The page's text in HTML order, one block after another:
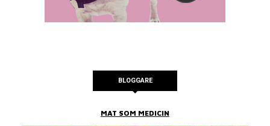
BLOGGARE
MAT SOM MEDICIN